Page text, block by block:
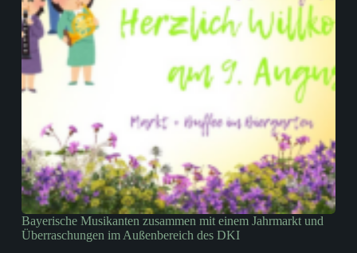
Bayerische Musikanten zusammen mit einem Jahrmarkt und
Überraschungen im Außenbereich des DKI